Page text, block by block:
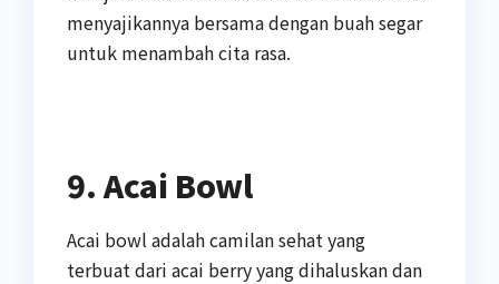
menyajikannya bersama dengan buah segar
untuk menambah cita rasa.
9. Acai Bowl
Acai bowl adalah camilan sehat yang
terbuat dari acai berry yang dihaluskan dan